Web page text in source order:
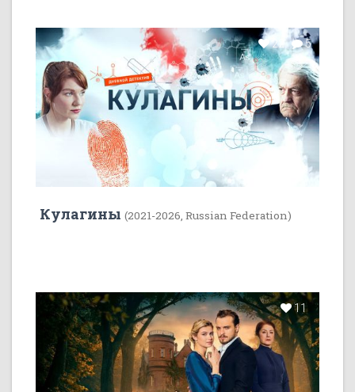
22 5
Кулагины (2021-2026, Russian Federation)
11